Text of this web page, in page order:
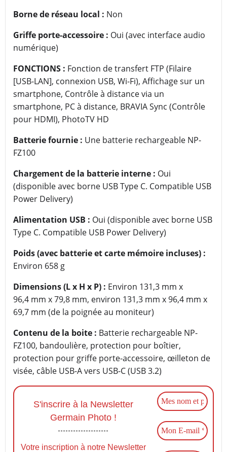
Borne de réseau local : Non
Griffe porte-accessoire : Oui (avec interface audio
numérique)
FONCTIONS : Fonction de transfert FTP (Filaire
[USB-LAN], connexion USB, Wi-Fi), Affichage sur un
smartphone, Contrôle à distance via un
smartphone, PC à distance, BRAVIA Sync (Contrôle
pour HDMI), PhotoTV HD
Batterie fournie : Une batterie rechargeable NP-
FZ100
Chargement de la batterie interne : Oui
(disponible avec borne USB Type C. Compatible USB
Power Delivery)
Alimentation USB : Oui (disponible avec borne USB
Type C. Compatible USB Power Delivery)
Poids (avec batterie et carte mémoire incluses) :
Environ 658 g
Dimensions (L x H x P) : Environ 131,3 mm x
96,4 mm x 79,8 mm, environ 131,3 mm x 96,4 mm x
69,7 mm (de la poignée au moniteur)
Contenu de la boite : Batterie rechargeable NP-
FZ100, bandoulière, protection pour boîtier,
protection pour griffe porte-accessoire, œilleton de
visée, câble USB-A vers USB-C (USB 3.2)
S'inscrire à la Newsletter
Germain Photo !
Votre inscription à notre Newsletter